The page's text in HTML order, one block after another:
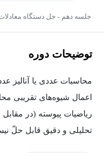
جلسه دهم - حل دستگاه
توضیحات دوره
اعمال شیوه‌های تقریبی
ریاضیات پیوسته (در
تحلیلی و دقیق قابل حلّ